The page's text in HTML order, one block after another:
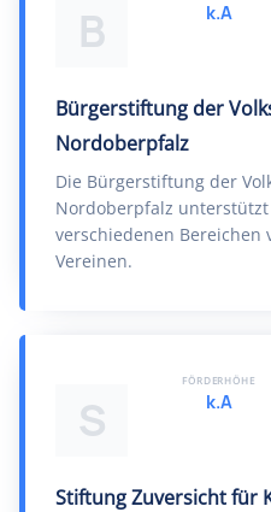
B
Bürgerstiftung der
Nordoberpfalz
Die Bürgerstiftung der
Nordoberpfalz unterstützt
verschiedenen Bereichen
Vereinen.
k.A
S
Stiftung Zuversicht für
FÖRDERHÖHE
k.A